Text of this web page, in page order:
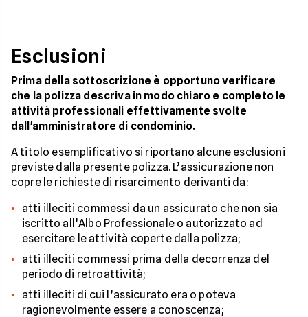
Esclusioni
Prima della sottoscrizione è opportuno verificare
che la polizza descriva in modo chiaro e completo le
attività professionali effettivamente svolte
dall'amministratore di condominio.
A titolo esemplificativo si riportano alcune esclusioni
previste dalla presente polizza. L’assicurazione non
copre le richieste di risarcimento derivanti da:
atti illeciti commessi da un assicurato che non sia
iscritto all’Albo Professionale o autorizzato ad
esercitare le attività coperte dalla polizza;
atti illeciti commessi prima della decorrenza del
periodo di retroattività;
atti illeciti di cui l’assicurato era o poteva
ragionevolmente essere a conoscenza;